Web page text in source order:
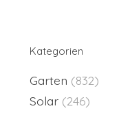
Kategorien
Garten (832)
Solar (246)